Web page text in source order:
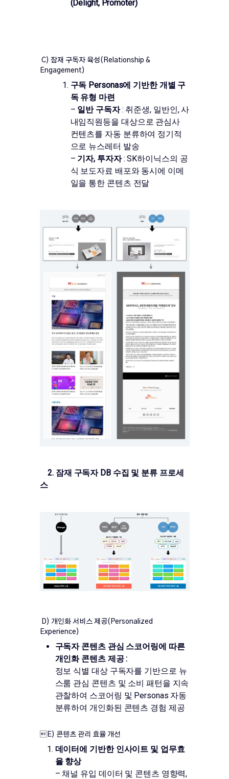
(Delight, Promoter)
C) 잠재 구독자 육성(Relationship &
Engagement)
구독 Personas에 기반한 개별 구
독 유형 마련
– 일반 구독자: 취준생, 일반인, 사
내임직원등을 대상으로 관심사
컨텐츠를 자동 분류하여 정기적
으로 뉴스레터 발송
– 기자, 투자자: SK하이닉스의 공
식 보도자료 배포와 동시에 이메
일을 통한 콘텐츠 전달
2. 잠재 구독자 DB 수집 및 분류 프로세
스
D) 개인화 서비스 제공(Personalized
Experience)
구독자 콘텐츠 관심 스코어링에 따른
개인화 콘텐츠 제공 :
정보 식별 대상 구독자를 기반으로 뉴
스룸 관심 콘텐츠 및 소비 패턴을 지속
관찰하여 스코어링 및 Personas 자동
분류하여 개인화된 콘텐츠 경험 제공
E) 콘텐츠 관리 효율 개선
데이터에 기반한 인사이트 및 업무효
율 향상
– 채널 유입 데이터 및 콘텐츠 영향력,